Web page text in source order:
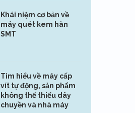
Khái niệm cơ bản về
máy quét kem hàn
SMT
Tìm hiểu về máy cấp
vít tự động, sản phẩm
không thể thiếu dây
chuyền và nhà máy